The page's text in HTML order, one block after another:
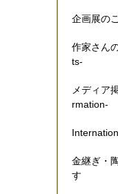
企画展の
作家さん
ts-
メディア
rmation-
金継ぎ・
す